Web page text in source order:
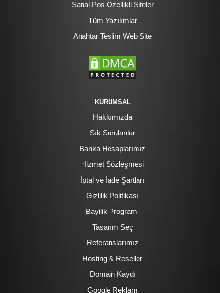
Sanal Pos Özellikli Siteler
Tüm Yazılımlar
Anahtar Teslim Web Site
KURUMSAL
Hakkımızda
Sık Sorulanlar
Banka Hesaplarımız
Hizmet Sözleşmesi
İptal ve İade Şartları
Gizlilik Politikası
Bayilik Programı
Tasarım Seç
Referanslarımız
Hosting & Reseller
Domain Kaydı
Google Reklam